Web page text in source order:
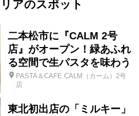
アのスポット
二本松市に『CALM 2号
店』がオープン！緑あふれ
る空間で生パスタを味わう
PASTA＆CAFE CALM（カーム）2号
店
東北初出店の「ミルキー」